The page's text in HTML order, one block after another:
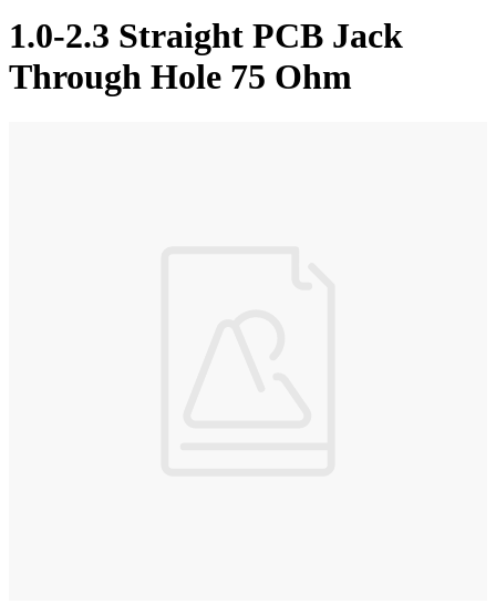
1.0-2.3 Straight PCB Jack
Through Hole 75 Ohm